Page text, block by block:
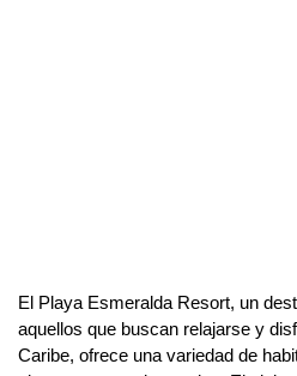
El Playa Esmeralda Resort, un
aquellos que buscan relajarse y
Caribe, ofrece una variedad de